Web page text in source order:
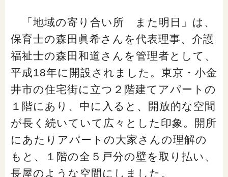
「地域の寄り合い所 また明日」は、
保育士の森田眞希さんを代表理事、介護
福祉士の森田和道さんを管理者として、
平成18年に開設されました。東京・小金
井市の住宅街に立つ２階建てアパートの
１階にあり、中に入ると、開放的な空間
が長く続いていて広々とした印象。開所
にあたりアパートの大家さんの理解の
もと、１階の全５戸分の壁を取り払い、
長屋のような空間にしました。